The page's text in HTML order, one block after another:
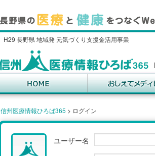
H29 長野県 地域発 元気づくり支援金活用事業
信州医療情報ひろば365 > ログイン
ユーザー名